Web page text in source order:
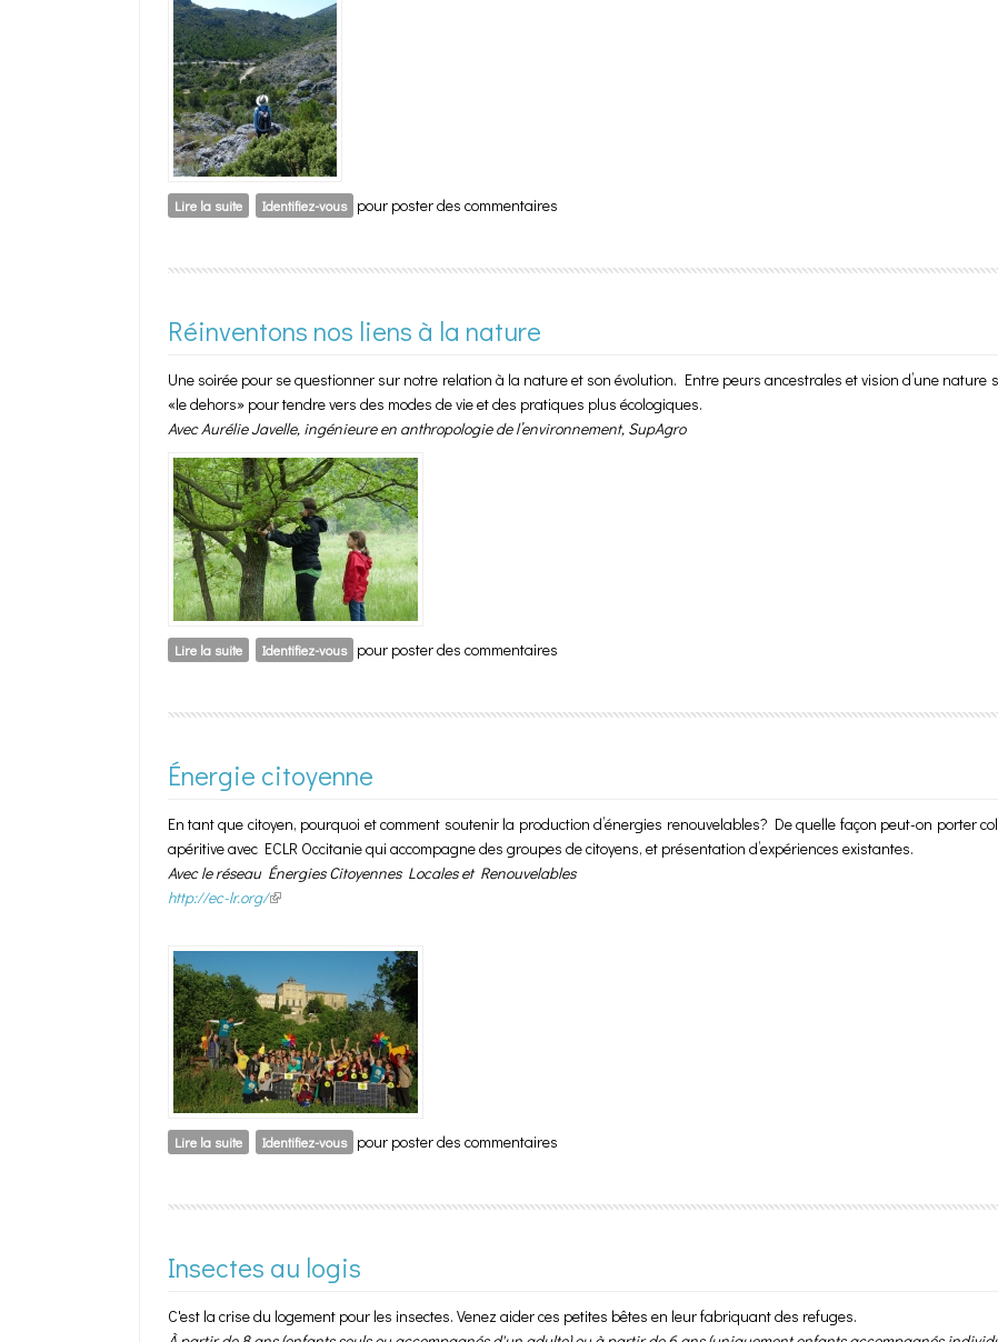
Lire la suitede Roc & Forêt
Identifiez-vous pour poster des commentaires
Réinventons nos liens à la nature
Une soirée pour se questionner sur notre relation à la nature et son évolution. Entre peurs ancestrales et vision d’une nature
«le dehors» pour tendre vers des modes de vie et des pratiques plus écologiques.
Avec Aurélie Javelle, ingénieure en anthropologie de l’environnement, SupAgro
Lire la suitede Réinventons nos liens à la nature
Identifiez-vous pour poster des commentaires
Énergie citoyenne
En tant que citoyen, pourquoi et comment soutenir la production d’énergies renouvelables? De quelle façon peut-on porter
apéritive avec ECLR Occitanie qui accompagne des groupes de citoyens, et présentation d’expériences existantes.
Avec le réseau Énergies Citoyennes Locales et Renouvelables
http://ec-lr.org/(link is external)
Lire la suitede Énergie citoyenne
Identifiez-vous pour poster des commentaires
Insectes au logis
C'est la crise du logement pour les insectes. Venez aider ces petites bêtes en leur fabriquant des refuges.